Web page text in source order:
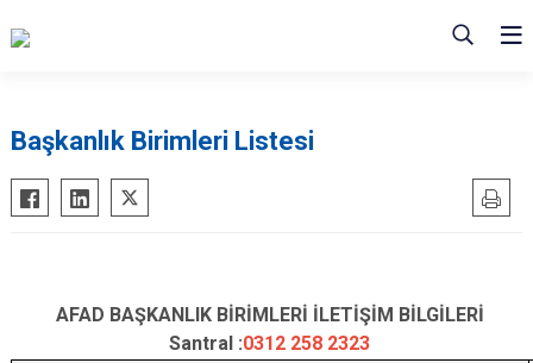
Başkanlık Birimleri Listesi
AFAD BAŞKANLIK BİRİMLERİ İLETİŞİM BİLGİLERİ
Santral :0312 258 2323